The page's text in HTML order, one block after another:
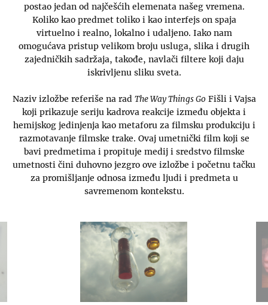
postao jedan od najčešćih elemenata našeg vremena.
Koliko kao predmet toliko i kao interfejs on spaja
virtuelno i realno, lokalno i udaljeno. Iako nam
omogućava pristup velikom broju usluga, slika i drugih
zajedničkih sadržaja, takođe, navlači filtere koji daju
iskrivljenu sliku sveta.
Naziv izložbe referiše na rad The Way Things GoFišli i Vajsa
koji prikazuje seriju kadrova reakcije između objekta i
hemijskog jedinjenja kao metaforu za filmsku produkciju i
razmotavanje filmske trake. Ovaj umetnički film koji se
bavi predmetima i propituje medij i sredstvo filmske
umetnosti čini duhovno jezgro ove izložbe i početnu tačku
za promišljanje odnosa između ljudi i predmeta u
savremenom kontekstu.